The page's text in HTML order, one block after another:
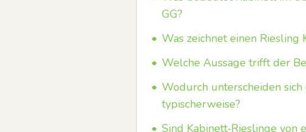
GG?
• Was zeichnet einen Riesling
• Welche Aussage trifft der
• Wodurch unterscheiden
typischerweise?
• Sind Kabinett‑Rieslinge